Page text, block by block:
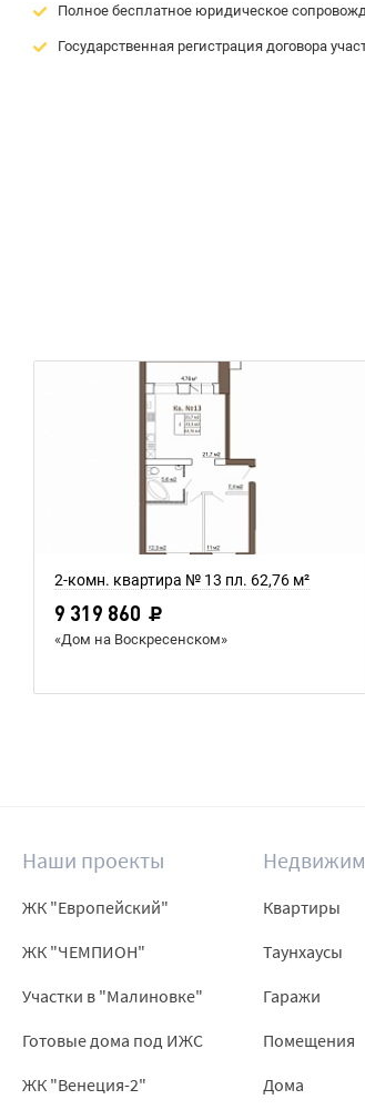
Полное бесплатное юридическое
Государственная регистрация договора
2-комн. квартира № 13 пл. 62,76 м²
9 319 860
«Дом на Воскресенском»
Наши проекты
ЖК "Европейский"
ЖК "ЧЕМПИОН"
Участки в "Малиновке"
Готовые дома под ИЖС
ЖК "Венеция-2"
Квартиры
Таунхаусы
Гаражи
Помещения
Дома